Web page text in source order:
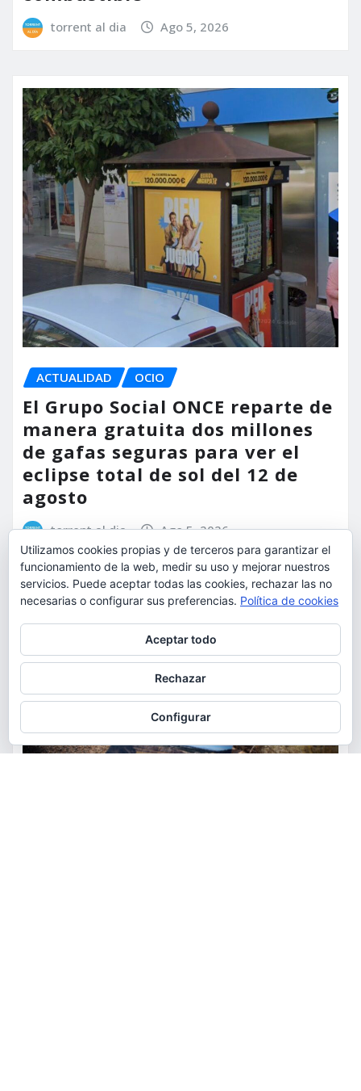
torrent al dia Ago 5, 2026
ACTUALIDAD OCIO
El Grupo Social ONCE reparte de
manera gratuita dos millones
de gafas seguras para ver el
eclipse total de sol del 12 de
agosto
torrent al dia Ago 5, 2026
Utilizamos cookies propias y de terceros para garantizar el
funcionamiento de la web, medir su uso y mejorar nuestros
servicios. Puede aceptar todas las cookies, rechazar las no
necesarias o configurar sus preferencias. Política de cookies
Aceptar todo
Rechazar
Configurar
Para obtener más información, incluido cómo gestionar las cookies,